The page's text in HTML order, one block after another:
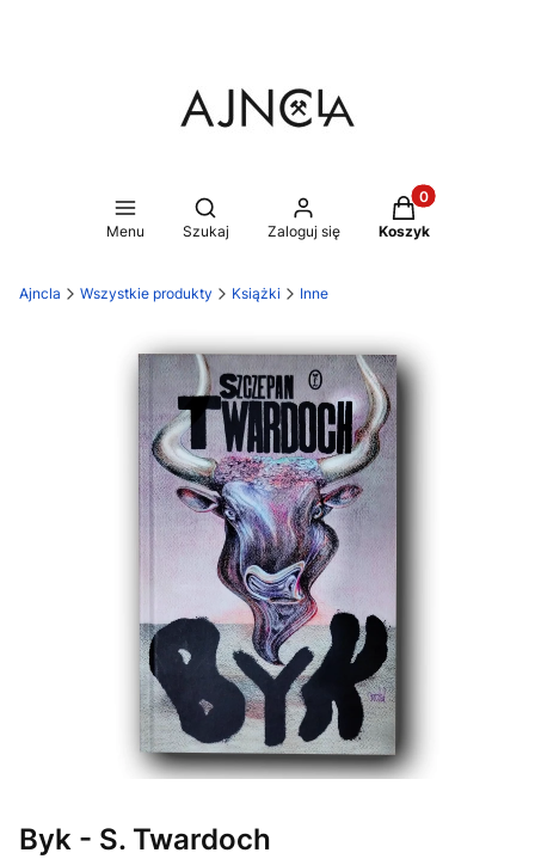
Menu
Otwórz wyszukiwarkę
Szukaj Zaloguj się
Produkty w
Koszyk
Ajncla Wszystkie produkty Książki Inne
Byk - S. Twardoch